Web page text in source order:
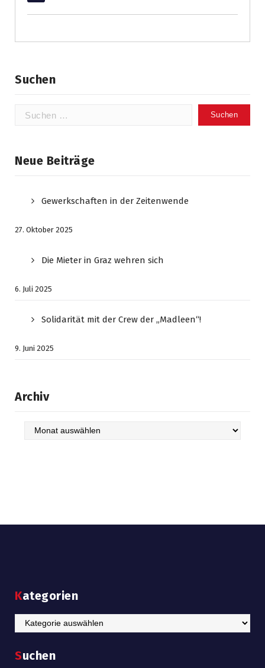
Suchen
Suchen
Neue Beiträge
Gewerkschaften in der Zeitenwende
27. Oktober 2025
Die Mieter in Graz wehren sich
6. Juli 2025
Solidarität mit der Crew der „Madleen“!
9. Juni 2025
Archiv
Archiv
Kategorien
Kategorien
Suchen